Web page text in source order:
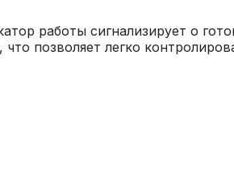
работы сигнализирует о
позволяет легко